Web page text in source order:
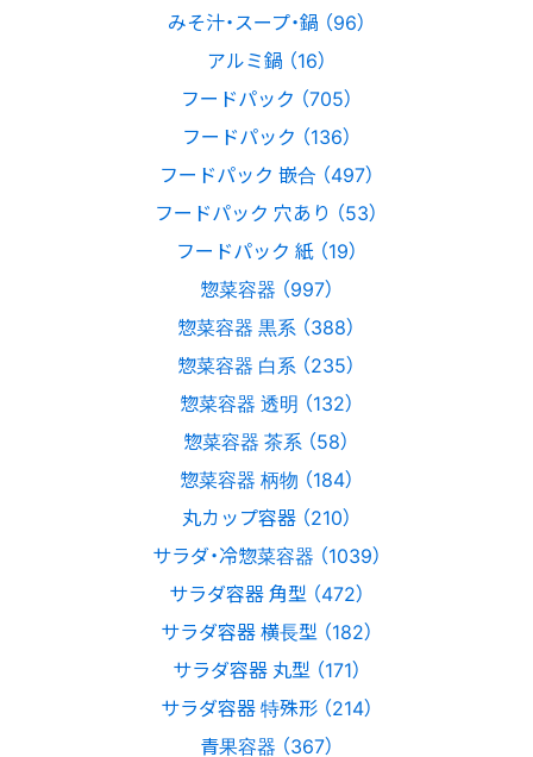
みそ汁・スープ・鍋 （96）
アルミ鍋 （16）
フードパック （705）
フードパック （136）
フードパック 嵌合 （497）
フードパック 穴あり （53）
フードパック 紙 （19）
惣菜容器 （997）
惣菜容器 黒系 （388）
惣菜容器 白系 （235）
惣菜容器 透明 （132）
惣菜容器 茶系 （58）
惣菜容器 柄物 （184）
丸カップ容器 （210）
サラダ・冷惣菜容器 （1039）
サラダ容器 角型 （472）
サラダ容器 横長型 （182）
サラダ容器 丸型 （171）
サラダ容器 特殊形 （214）
青果容器 （367）